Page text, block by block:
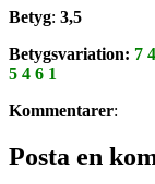
Betyg: 3,5
Betygsvariation: 7
5 4 6 1
Kommentarer:
Posta en